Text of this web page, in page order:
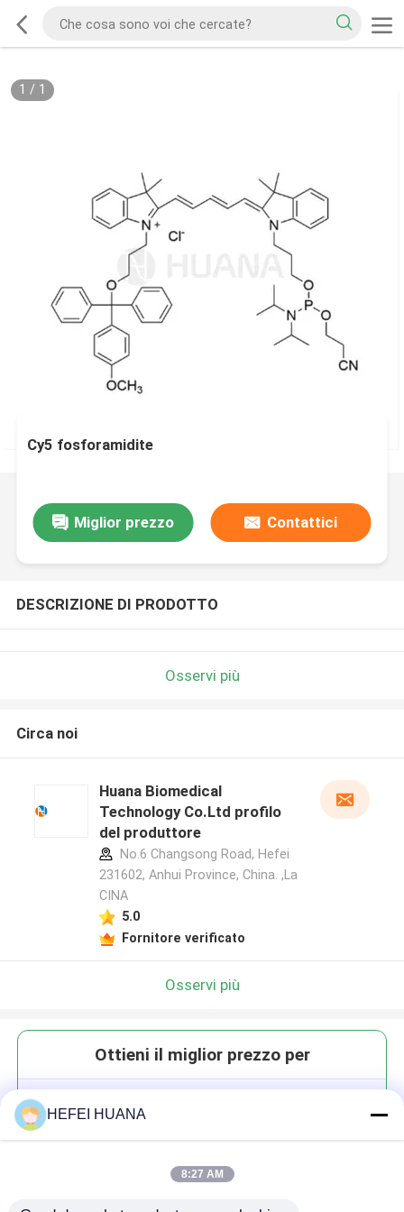
1 / 1
Cy5 fosforamidite
Miglior prezzo Contattici
DESCRIZIONE DI PRODOTTO
Osservi più
Circa noi
Huana Biomedical
Technology Co.Ltd profilo
del produttore
No.6 Changsong Road, Hefei
231602, Anhui Province, China. ,La
CINA
5.0
Fornitore verificato
Osservi più
Ottieni il miglior prezzo per
HEFEI HUANA
8:27 AM